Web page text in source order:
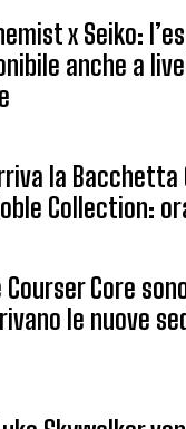
x Seiko:
anche a
la Bacchetta
Collection:
Courser Core
le nuove